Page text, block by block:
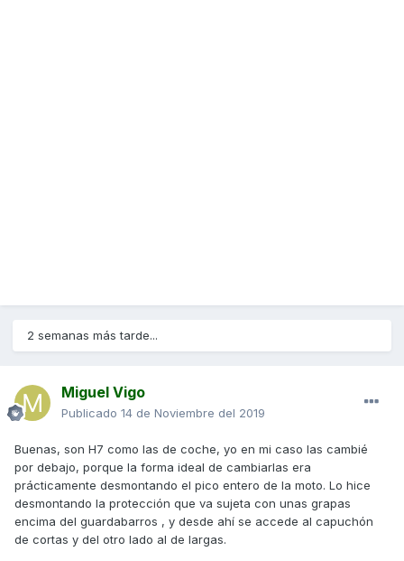
2 semanas más tarde...
Miguel Vigo
Publicado 14 de Noviembre del 2019
Buenas, son H7 como las de coche, yo en mi caso las cambié
por debajo, porque la forma ideal de cambiarlas era
prácticamente desmontando el pico entero de la moto. Lo hice
desmontando la protección que va sujeta con unas grapas
encima del guardabarros , y desde ahí se accede al capuchón
de cortas y del otro lado al de largas.